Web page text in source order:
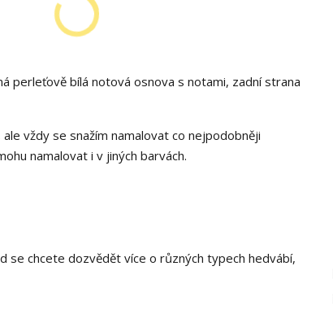
perleťově bílá notová osnova s notami, zadní strana
vždy se snažím namalovat co nejpodobněji
namalovat i v jiných barvách.
se chcete dozvědět více o různých typech hedvábí,